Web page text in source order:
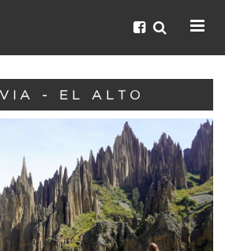
- EL ALTO